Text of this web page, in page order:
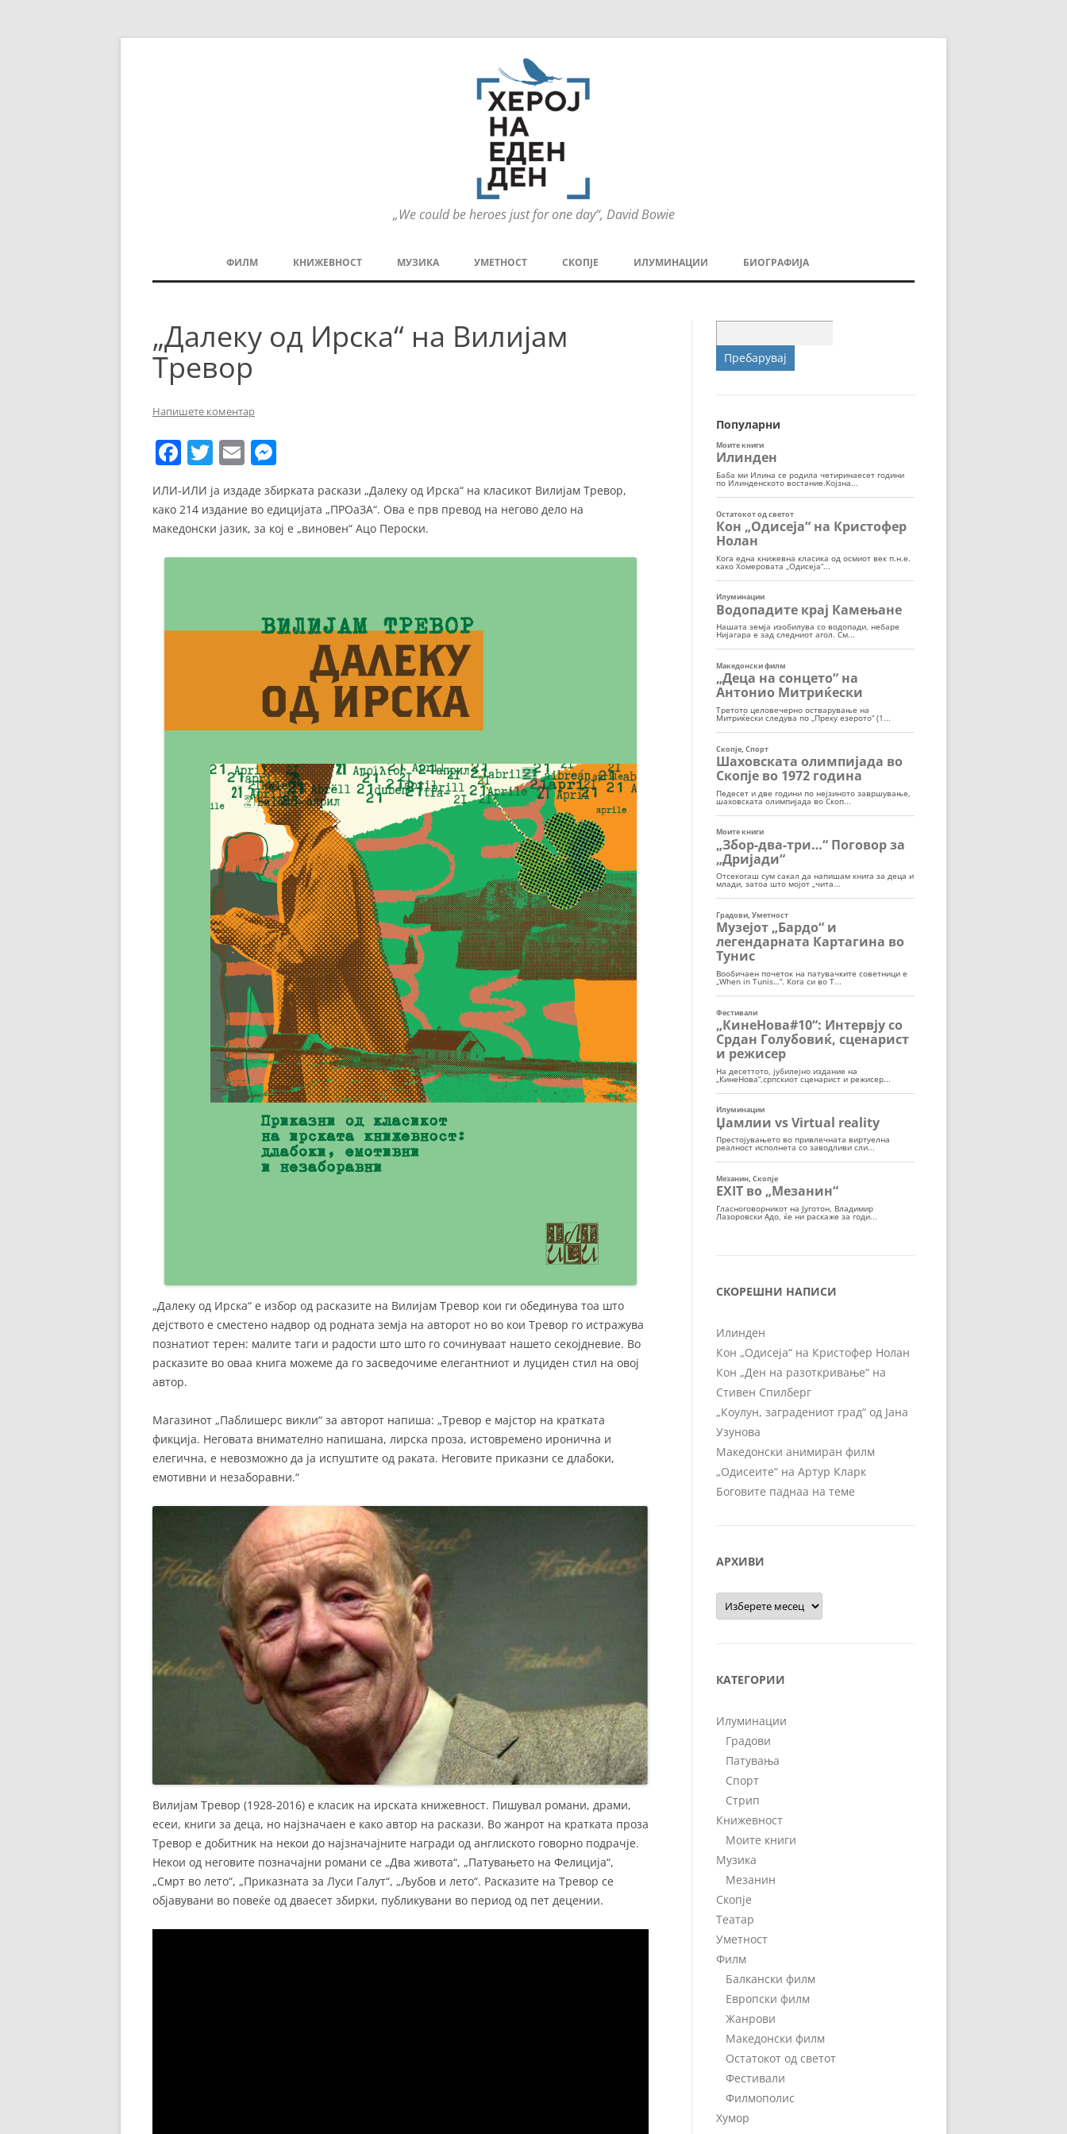
„We could be heroes just for one day“, David Bowie
содржината
ФИЛМ
БАЛКАНСКИ ФИЛМ
ФИЛМОПОЛИС
КНИЖЕВНОСТ МУЗИКА УМЕТНОСТ СКОПЈЕ ИЛУМИНАЦИИ
СПОРТ
БИОГРАФИЈА
„Далеку од Ирска“ на Вилијам
Тревор
Напишете коментар
F
a
c
e
b
k
T
itt
er
E
ai
l
ss
e
n
ИЛИ-ИЛИ ја издаде збирката раскази „Далеку од Ирска“ на класикот Вилијам Тревор,
како 214 издание во едицијата „ПРОаЗА“. Ова е прв превод на негово дело на
македонски јазик, за кој е „виновен“ Ацо Пероски.
„Далеку од Ирска“ е избор од расказите на Вилијам Тревор кои ги обединува тоа што
дејството е сместено надвор од родната земја на авторот но во кои Тревор го истражува
познатиот терен: малите таги и радости што што го сочинуваат нашето секојдневие. Во
расказите во оваа книга можеме да го засведочиме елегантниот и луциден стил на овој
автор.
Магазинот „Паблишерс викли“ за авторот напиша: „Тревор е мајстор на кратката
фикција. Неговата внимателно напишана, лирска проза, истовремено иронична и
елегична, е невозможно да ја испуштите од раката. Неговите приказни се длабоки,
емотивни и незаборавни.“
Вилијам Тревор (1928-2016) е класик на ирската книжевност. Пишувал романи, драми,
есеи, книги за деца, но најзначаен е како автор на раскази. Во жанрот на кратката проза
Тревор е добитник на некои до најзначајните награди од англиското говорно подрачје.
Некои од неговите позначајни романи се „Два живота“, „Патувањето на Фелиција“,
„Смрт во лето“, „Приказната за Луси Галут“, „Љубов и лето“. Расказите на Тревор се
објавувани во повеќе од дваесет збирки, публикувани во период од пет децении.
за:
Популарни
СКОРЕШНИ НАПИСИ
Илинден
Кон „Одисеја“ на Кристофер Нолан
Кон „Ден на разоткривање“ на
Стивен Спилберг
„Коулун, заградениот град“ од Јана
Узунова
Македонски анимиран филм
„Одисеите“ на Артур Кларк
Боговите паднаа на теме
АРХИВИ
Архиви
КАТЕГОРИИ
Илуминации
Градови
Патувања
Спорт
Стрип
Книжевност
Моите книги
Музика
Мезанин
Скопје
Театар
Уметност
Филм
Балкански филм
Европски филм
Жанрови
Македонски филм
Остатокот од светот
Фестивали
Филмополис
Хумор